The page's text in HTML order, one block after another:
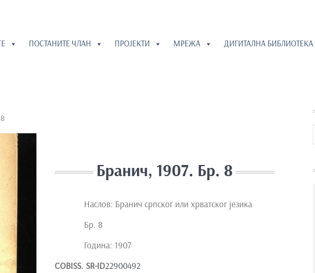
ПОСТАНИТЕ ЧЛАН ПРОЈЕКТИ МРЕЖА ДИГИТАЛНА БИБЛИОТЕКА
Бранич, 1907. Бр. 8
Наслов: Бранич српског или хрватског језика
Бр. 8
Година: 1907
COBISS. SR-ID22900492